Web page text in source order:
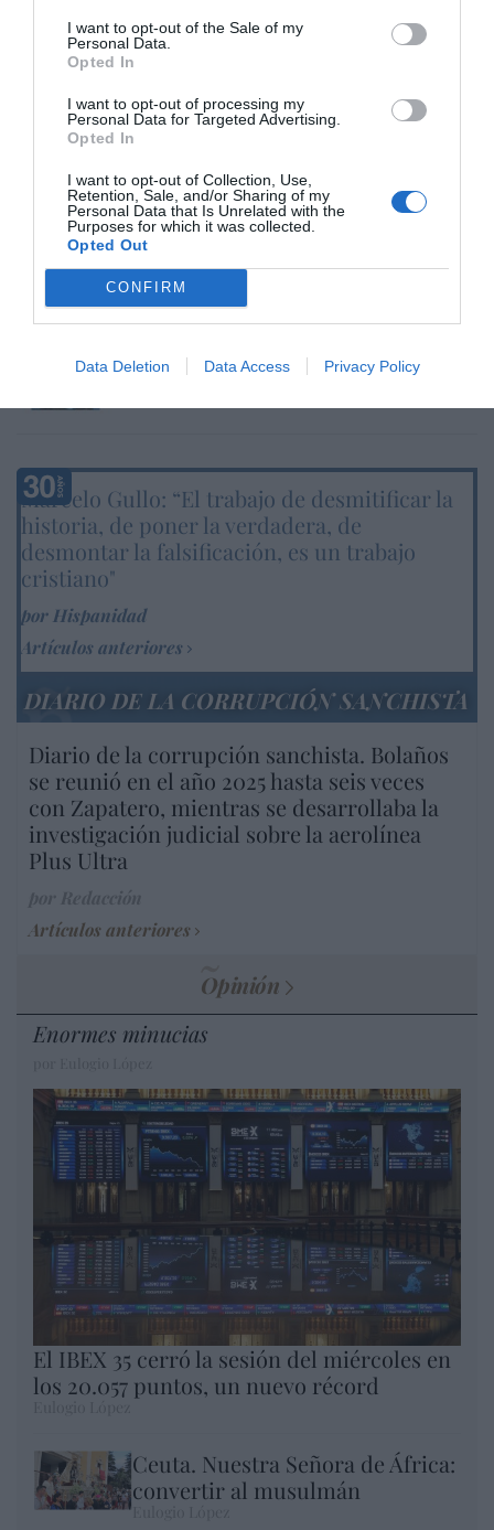
I want to opt-out of the Sale of my
Personal Data.
Opted In
I want to opt-out of processing my
Personal Data for Targeted Advertising.
Opted In
I want to opt-out of Collection, Use,
Retention, Sale, and/or Sharing of my
Personal Data that Is Unrelated with the
Purposes for which it was collected.
Opted Out
CONFIRM
Data Deletion Data Access Privacy Policy
OPINIÓN
El regalo de 'Mojamé'
OPINIÓN
“Sánchez es un sinvergüenza que ha
abandonado a su país, porque Ceuta es
España. Tenemos un Gobierno en
connivencia con Marruecos”: acusa una ceutí
Hispanidad
SOCIEDAD
Eulogio López 06/08/26 07:58
Marcelo Gullo: “El trabajo de desmitificar la
historia, de poner la verdadera, de
desmontar la falsificación, es un trabajo
cristiano"
por Hispanidad
Artículos anteriores
DIARIO DE LA CORRUPCIÓN SANCHISTA
Diario de la corrupción sanchista. Bolaños
se reunió en el año 2025 hasta seis veces
con Zapatero, mientras se desarrollaba la
investigación judicial sobre la aerolínea
Plus Ultra
Artículos anteriores
Opinión
Enormes minucias
El IBEX 35 cerró la sesión del miércoles en
los 20.057 puntos, un nuevo récord
Ceuta. Nuestra Señora de África:
convertir al musulmán